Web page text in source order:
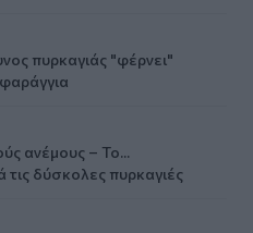
πυρκαγιάς "φέρνει"
ανέμους – Το...
τις δύσκολες πυρκαγιές